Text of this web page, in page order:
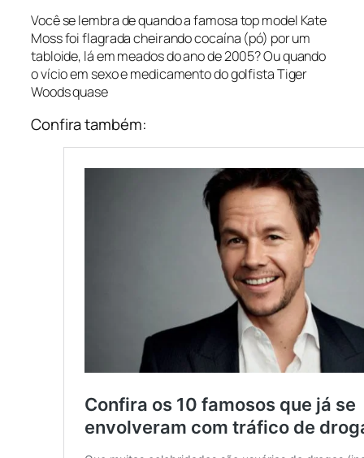
Você se lembra de quando a famosa top model Kate
Moss foi flagrada cheirando cocaína (pó) por um
tabloide, lá em meados do ano de 2005? Ou quando
o vício em sexo e medicamento do golfista Tiger
Woods quase
Confira também: